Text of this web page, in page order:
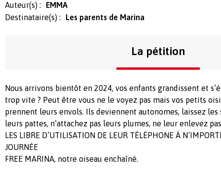
Auteur(s) :
EMMA
Destinataire(s) :
Les parents de Marina
La pétition
Nous arrivons bientôt en 2024, vos enfants grandissent et
trop vite ? Peut être vous ne le voyez pas mais vos petits
prennent leurs envols. Ils deviennent autonomes, laissez les
leurs pattes, n’attachez pas leurs plumes, ne leur enlevez
LES LIBRE D’UTILISATION DE LEUR TÉLÉPHONE À
JOURNÉE
FREE MARINA, notre oiseau enchaîné.